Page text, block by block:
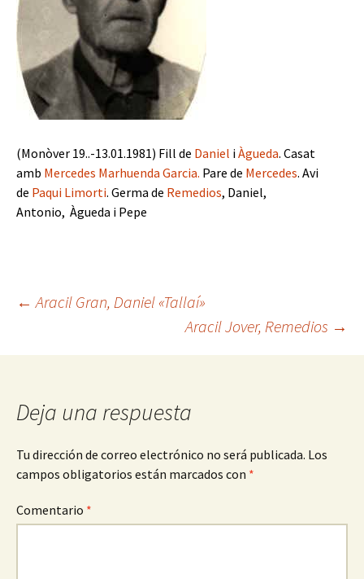
(Monòver 19..-13.01.1981) Fill de Daniel iÀgueda. Casat
amb Mercedes Marhuenda Garcia. Pare de Mercedes. Avi
de Paqui Limorti. Germa de Remedios, Daniel,
Antonio, Àgueda i Pepe
Navegación
de
entradas
← Aracil Gran, Daniel «Tallaí»
Aracil Jover, Remedios →
Deja una respuesta
Tu dirección de correo electrónico no será publicada. Los
campos obligatorios están marcados con *
Comentario *